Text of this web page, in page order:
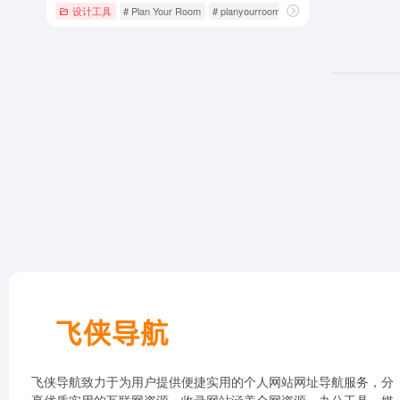
设计工具 # Plan Your Room # planyourroom # 室内设计
飞侠导航致力于为用户提供便捷实用的个人网站网址导航服务，分